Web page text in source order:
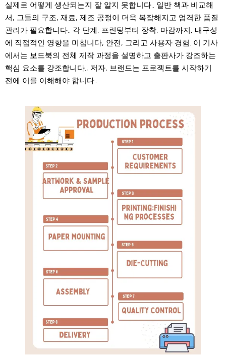
실제로 어떻게 생산되는지 잘 알지 못합니다.. 일반 책과 비교해
서, 그들의 구조, 재료, 제조 공정이 더욱 복잡해지고 엄격한 품질
관리가 필요합니다.. 각 단계, 프린팅부터 장착, 마감까지, 내구성
에 직접적인 영향을 미칩니다, 안전, 그리고 사용자 경험. 이 기사
에서는 보드북의 전체 제작 과정을 설명하고 출판사가 강조하는
핵심 요소를 강조합니다., 저자, 브랜드는 프로젝트를 시작하기
전에 이를 이해해야 합니다..